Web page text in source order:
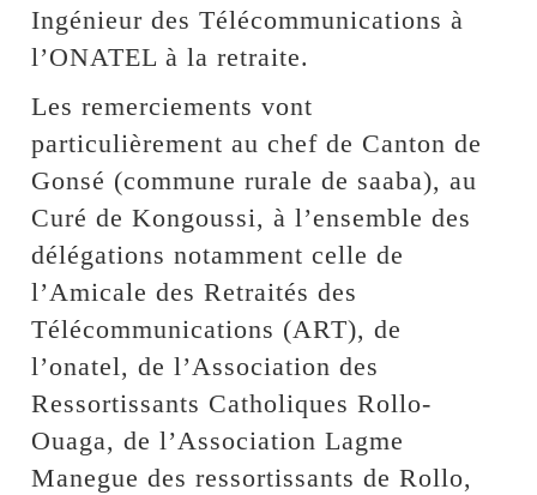
Ingénieur des Télécommunications à
l’ONATEL à la retraite.
Les remerciements vont
particulièrement au chef de Canton de
Gonsé (commune rurale de saaba), au
Curé de Kongoussi, à l’ensemble des
délégations notamment celle de
l’Amicale des Retraités des
Télécommunications (ART), de
l’onatel, de l’Association des
Ressortissants Catholiques Rollo-
Ouaga, de l’Association Lagme
Manegue des ressortissants de Rollo,